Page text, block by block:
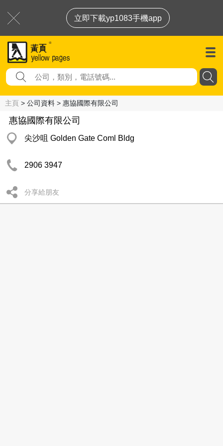
立即下載yp1083手機app
主頁 > 公司資料 > 惠協國際有限公司
惠協國際有限公司
尖沙咀 Golden Gate Coml Bldg
2906 3947
分享給朋友